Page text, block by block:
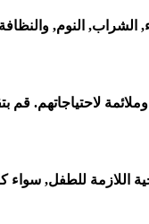
الشراب, النوم,
لاحتياجاتهم. قم
اللازمة للطفل,